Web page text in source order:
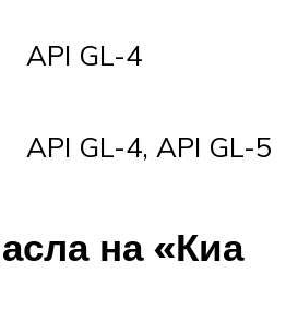
API GL-4
API GL-4, API GL-5
на «Киа